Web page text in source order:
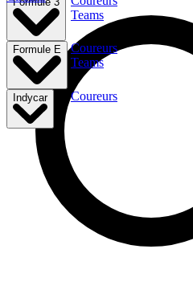
Teams
Formule E
Coureurs
Teams
Indycar Coureurs